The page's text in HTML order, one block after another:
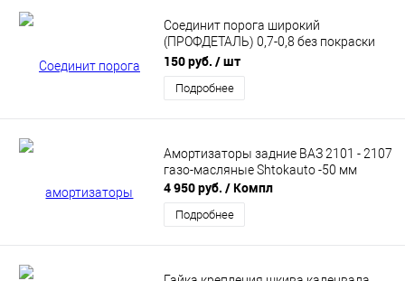
Соединит порога широкий
(ПРОФДЕТАЛЬ) 0,7-0,8 без покраски
21010-5101068-0,7-0,8Н
150 руб. / шт
Подробнее
Амортизаторы задние ВАЗ 2101 - 2107
газо-масляные Shtokauto -50 мм
4 950 руб. / Компл
Подробнее